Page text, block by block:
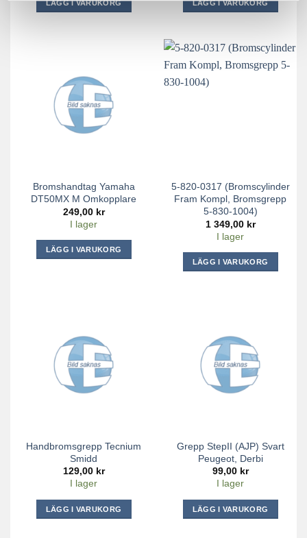
LÄGG I VARUKORG LÄGG I VARUKORG
Bromshandtag Yamaha
DT50MX M Omkopplare
249,00 kr
I lager
LÄGG I VARUKORG
5-820-0317 (Bromscylinder
Fram Kompl, Bromsgrepp
5-830-1004)
1 349,00 kr
I lager
LÄGG I VARUKORG
Handbromsgrepp Tecnium
Smidd
129,00 kr
I lager
LÄGG I VARUKORG
Grepp StepII (AJP) Svart
Peugeot, Derbi
99,00 kr
I lager
LÄGG I VARUKORG